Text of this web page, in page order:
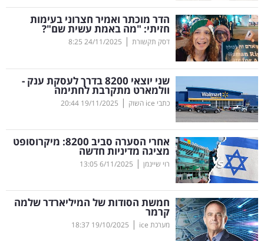
קריפטו
ויראלי
טלוויזיה
עסקי
ספורט
קריירה
ולימודים
מינויים
רייטינג
הדר מוכתר ואמיר חצרוני בעימות
חזיתי: "מה באמת עשית שם"?
דסק תקשורת |
24/11/2025
8:25
שני יוצאי 8200 בדרך לעסקת ענק -
וולמארט מתקרבת לחתימה
כתבי ice השוק |
19/11/2025
20:44
אחרי הסערה סביב 8200: מיקרוסופט
מציגה מדיניות חדשה
רוי שיינמן |
6/11/2025
13:05
חמשת הסודות של המיליארדר שלמה
קרמר
מערכת ice |
19/10/2025
18:37